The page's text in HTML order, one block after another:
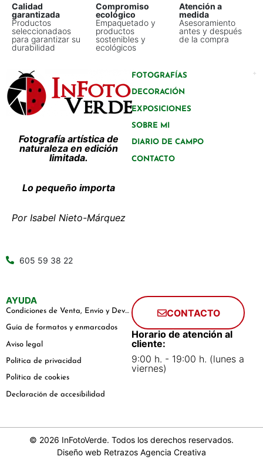
Calidad
garantizada
Productos
seleccionadaos
para garantizar su
durabilidad
Compromiso
ecológico
Empaquetado y
productos
sostenibles y
ecológicos
Atención a
medida
Asesoramiento
antes y después
de la compra
Fotografía artística de
naturaleza en edición
limitada.
Lo pequeño importa
Por Isabel Nieto-Márquez
605 59 38 22
FOTOGRAFÍAS
DECORACIÓN
EXPOSICIONES
SOBRE MI
DIARIO DE CAMPO
CONTACTO
AYUDA
Condiciones de Venta, Envío y Devoluciones
Guía de formatos y enmarcados
Aviso legal
Política de privacidad
Política de cookies
Declaración de accesibilidad
CONTACTO
Horario de atención al
cliente:
9:00 h. - 19:00 h. (lunes a
viernes)
© 2026 InFotoVerde. Todos los derechos reservados.
Diseño web Retrazos Agencia Creativa